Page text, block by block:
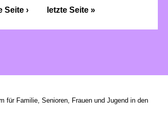
Seite › letzte Seite »
für Familie, Senioren, Frauen und Jugend in den